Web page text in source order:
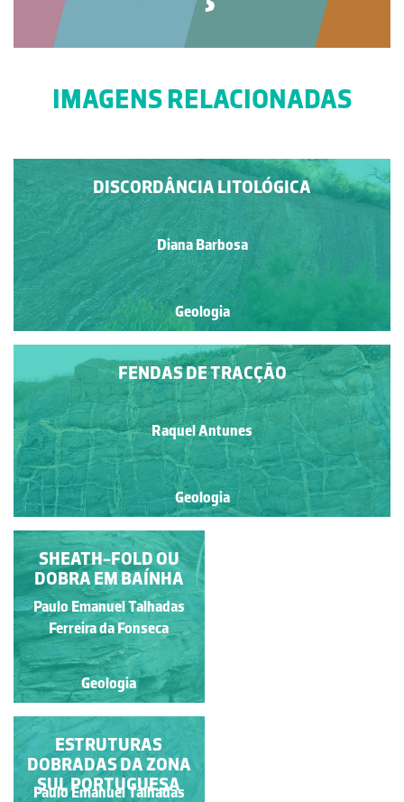
IMAGENS RELACIONADAS
DISCORDÂNCIA LITOLÓGICA
Diana Barbosa
Geologia
FENDAS DE TRACÇÃO
Raquel Antunes
Geologia
ITABIRITO
Paulo Emanuel Talhadas
Ferreira da Fonseca
Geologia
SHEATH-FOLD OU
DOBRA EM BAÍNHA
Paulo Emanuel Talhadas
Ferreira da Fonseca
Geologia
ESTRUTURAS
DOBRADAS DA ZONA
SUL PORTUGUESA
Paulo Emanuel Talhadas
ESTRUTURAS
DOBRADAS DA ZONA
SUL PORTUGUESA
Paulo Emanuel Talhadas